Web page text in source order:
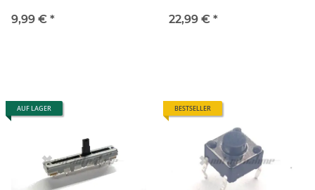
9,99 € *
22,99 € *
AUF LAGER BESTSELLER